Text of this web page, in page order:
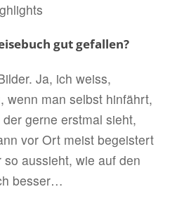
gut gefallen?
Ja, ich weiss,
wenn man selbst hinfährt,
gerne erstmal sieht,
vor Ort meist begeistert
aussieht, wie auf den
besser…